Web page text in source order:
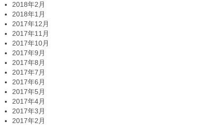
2018年2月
2018年1月
2017年12月
2017年11月
2017年10月
2017年9月
2017年8月
2017年7月
2017年6月
2017年5月
2017年4月
2017年3月
2017年2月